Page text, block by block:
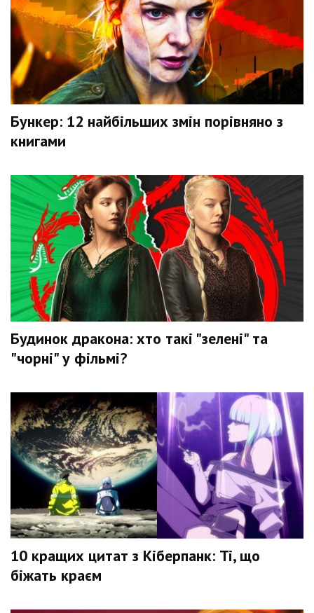
Бункер: 12 найбільших змін порівняно з
книгами
Будинок дракона: хто такі "зелені" та
"чорні" у фільмі?
10 кращих цитат з Кіберпанк: Ті, що
біжать краєм